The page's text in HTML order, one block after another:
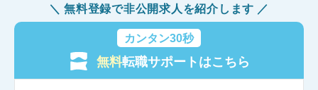
無料登録で非公開求人を紹介します
カンタン30秒
無料転職サポートはこちら